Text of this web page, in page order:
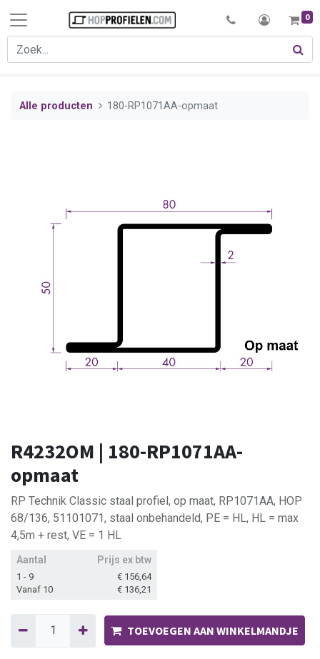
0
Alle producten 180-RP1071AA-opmaat
R4232OM | 180-RP1071AA-
opmaat
RP Technik Classic staal profiel, op maat, RP1071AA, HOP
68/136, 51101071, staal onbehandeld, PE = HL, HL = max
4,5m + rest, VE = 1 HL
Aantal Prijs ex btw
1 - 9 € 156,64
Vanaf 10
€ 136,21
TOEVOEGEN AAN WINKELMANDJE